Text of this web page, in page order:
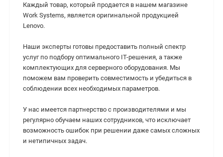
Каждый товар, который продается в нашем магазине
Work Systems, является оригинальной продукцией
Lenovo.
Наши эксперты готовы предоставить полный спектр
услуг по подбору оптимального IT-решения, а также
комплектующих для серверного оборудования. Мы
поможем вам проверить совместимость и убедиться в
соблюдении всех необходимых параметров.
У нас имеется партнерство с производителями и мы
регулярно обучаем наших сотрудников, что исключает
возможность ошибок при решении даже самых сложных
и нетипичных задач.